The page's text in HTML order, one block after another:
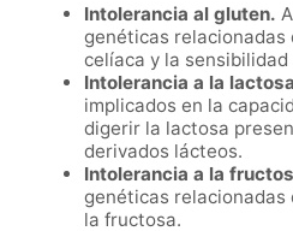
Intolerancia al gluten.
genéticas relacionadas
celíaca y la
Intolerancia a la
implicados en la
digerir la lactosa
derivados lácteos.
Intolerancia a la
genéticas relacionadas
la fructosa.